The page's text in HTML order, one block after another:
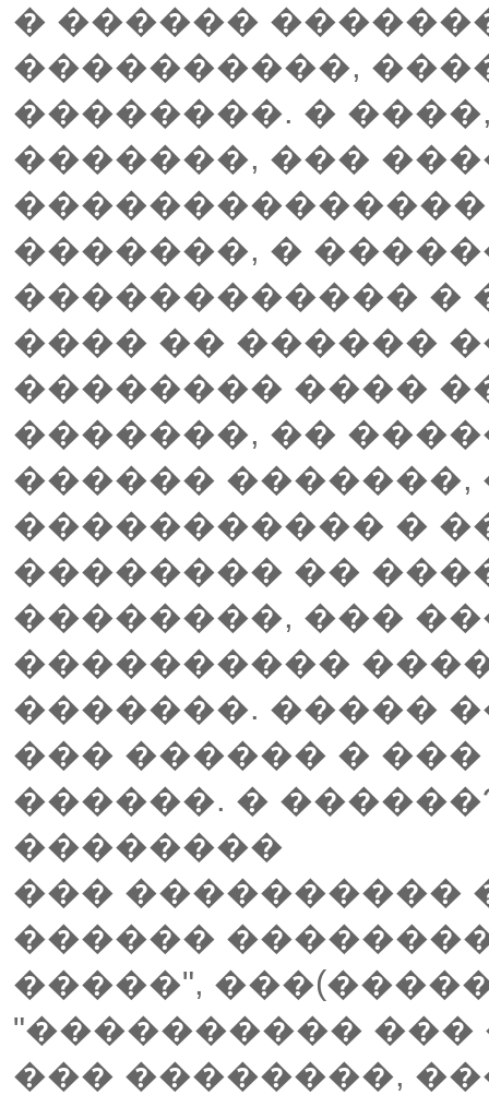
� ������
����������,
��������. �
�������, ���
�������, �
������������ �
���� �� ������
�������� ����
�������, ��
������ �������,
����������� �
�������� ��
��������, ���
����������
�������. �����
��� ������ �
������. �
��������
��� ����������
������
�����",
"���������� ���
��� ��������,